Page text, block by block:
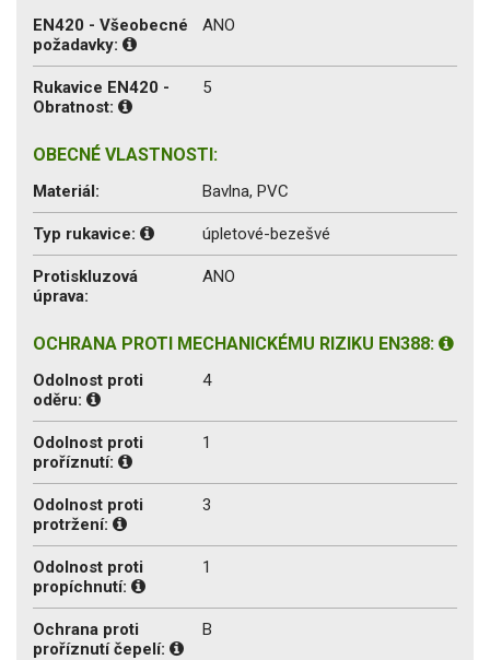
EN420 - Všeobecné
požadavky:
ANO
Rukavice EN420 -
Obratnost:
5
OBECNÉ VLASTNOSTI:
Materiál: Bavlna, PVC
Typ rukavice: úpletové-bezešvé
Protiskluzová
úprava:
ANO
OCHRANA PROTI MECHANICKÉMU RIZIKU EN388:
Odolnost proti
oděru:
4
Odolnost proti
proříznutí:
1
Odolnost proti
protržení:
3
Odolnost proti
propíchnutí:
1
Ochrana proti
proříznutí čepelí:
B